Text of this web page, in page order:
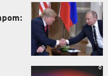
0
0